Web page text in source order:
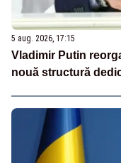
5 aug. 2026, 17:15
Vladimir Putin
nouă structură